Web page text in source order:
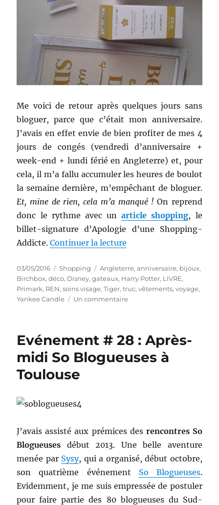
Me voici de retour après quelques jours sans
bloguer, parce que c’était mon anniversaire.
J’avais en effet envie de bien profiter de mes 4
jours de congés (vendredi d’anniversaire +
week-end + lundi férié en Angleterre) et, pour
cela, il m’a fallu accumuler les heures de boulot
la semaine dernière, m’empêchant de bloguer.
Et, mine de rien, cela m’a manqué ! On reprend
donc le rythme avec unarticle shopping, le
billet-signature d’Apologie d’une Shopping-
Addicte.Continuer la lecture
Publié
le
03/05/2016 Catégories
Shopping Étiquettes
Angleterre,anniversaire, bijoux,
Birchbox,déco, Disney,gateaux, Harry Potter, LIVRE,
Primark, REN,soins visage,Tiger,truc,vêtements,voyage,
Yankee Candle
Un commentairesur
:
d’anniversaire
Evénement # 28 : Après-
midi So Blogueuses à
Toulouse
J’avais assisté aux prémices des rencontres So
Blogueuses début 2013. Une belle aventure
menée par Sysy, qui a organisé, début octobre,
son quatrième événement So Blogueuses.
Evidemment, je me suis empressée de postuler
pour faire partie des 80 blogueuses du Sud-